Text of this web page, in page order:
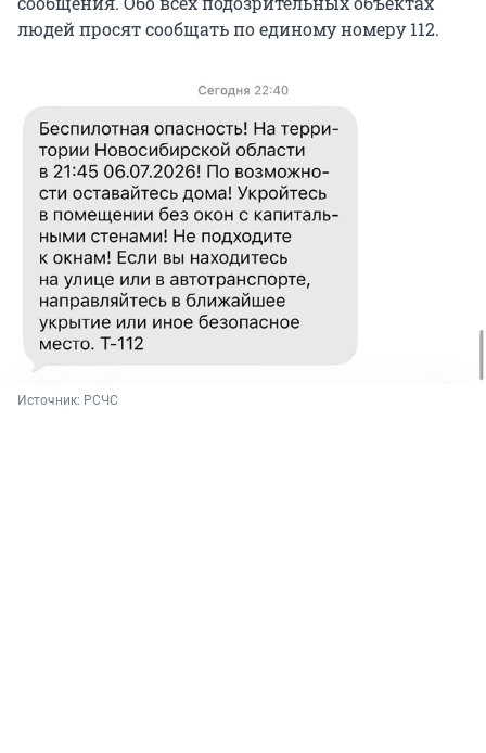
людей просят сообщать по единому номеру 112.
Источник: РСЧС